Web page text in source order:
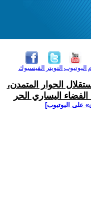
الفيسبوك التويتر اليوتيوب
الحوار المتمدن،
اليساري الحر
على اليوتيوب]